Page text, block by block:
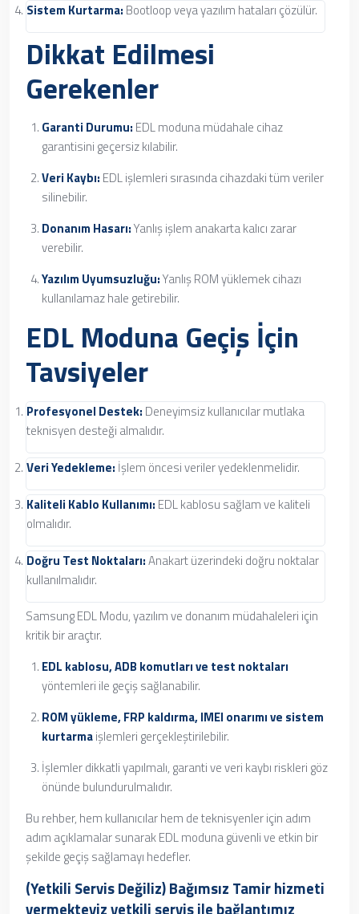
Sistem Kurtarma: Bootloop veya yazılım hataları çözülür.
Dikkat Edilmesi
Gerekenler
Garanti Durumu: EDL moduna müdahale cihaz
garantisini geçersiz kılabilir.
Veri Kaybı: EDL işlemleri sırasında cihazdaki tüm veriler
silinebilir.
Donanım Hasarı:Yanlış işlem anakarta kalıcı zarar
verebilir.
Yazılım Uyumsuzluğu:Yanlış ROM yüklemek cihazı
kullanılamaz hale getirebilir.
EDL Moduna Geçiş İçin
Tavsiyeler
Profesyonel Destek: Deneyimsiz kullanıcılar mutlaka
teknisyen desteği almalıdır.
Veri Yedekleme: İşlem öncesi veriler yedeklenmelidir.
Kaliteli Kablo Kullanımı: EDL kablosu sağlam ve kaliteli
olmalıdır.
Doğru Test Noktaları:Anakart üzerindeki doğru noktalar
kullanılmalıdır.
Samsung EDL Modu, yazılım ve donanım müdahaleleri için
kritik bir araçtır.
EDL kablosu, ADB komutları ve test noktaları
yöntemleri ile geçiş sağlanabilir.
ROM yükleme, FRP kaldırma, IMEI onarımı ve sistem
kurtarmaişlemleri gerçekleştirilebilir.
İşlemler dikkatli yapılmalı, garanti ve veri kaybı riskleri göz
önünde bulundurulmalıdır.
Bu rehber, hem kullanıcılar hem de teknisyenler için adım
adım açıklamalar sunarak EDL moduna güvenli ve etkin bir
şekilde geçiş sağlamayı hedefler.
(Yetkili Servis Değiliz) Bağımsız Tamir hizmeti
vermekteyiz yetkili servis ile bağlantımız